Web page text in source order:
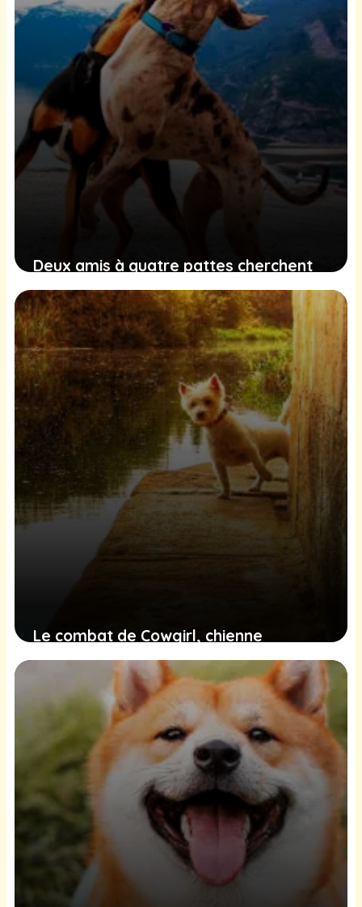
Deux amis à quatre pattes cherchent
une famille pour partager une vie
pleine d’amour et d’aventures
11 février 2025
Le combat de Cowgirl, chienne
rescapée d’un canal, et la quête de
justice qui émeut
9 février 2025